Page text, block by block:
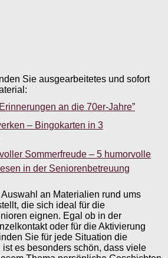
Sie ausgearbeitetes und sofort
an die 70er-Jahre”
– Bingokarten in 3
Sommerfreude – 5 humorvolle
in der Seniorenbetreuung
an Materialien rund ums
die sich ideal für die
eignen. Egal ob in der
oder für die Aktivierung
Sie für jede Situation die
es besonders schön, dass viele